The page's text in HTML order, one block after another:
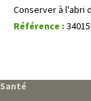
Conserver à l'abri
Référence :
Santé